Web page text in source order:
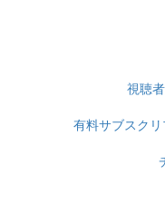
視聴
有料サブスク